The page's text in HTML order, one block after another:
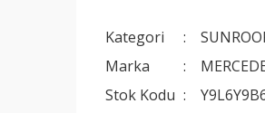
Kategori
Marka
Stok Kodu